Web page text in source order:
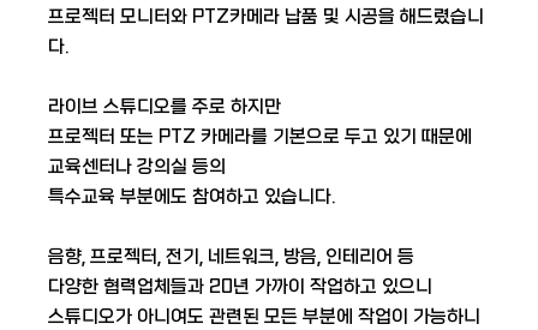
프로젝터 모니터와 PTZ카메라 납품 및 시공을 해드렸습니
다.
라이브 스튜디오를 주로 하지만
프로젝터 또는 PTZ 카메라를 기본으로 두고 있기 때문에
교육센터나 강의실 등의
특수교육 부분에도 참여하고 있습니다.
음향, 프로젝터, 전기, 네트워크, 방음, 인테리어 등
다양한 협력업체들과 20년 가까이 작업하고 있으니
스튜디오가 아니여도 관련된 모든 부분에 작업이 가능하니